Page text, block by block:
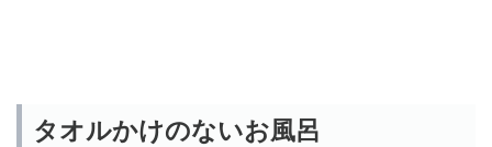
タオルかけのないお風呂